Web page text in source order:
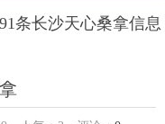
条长沙天心桑拿信息